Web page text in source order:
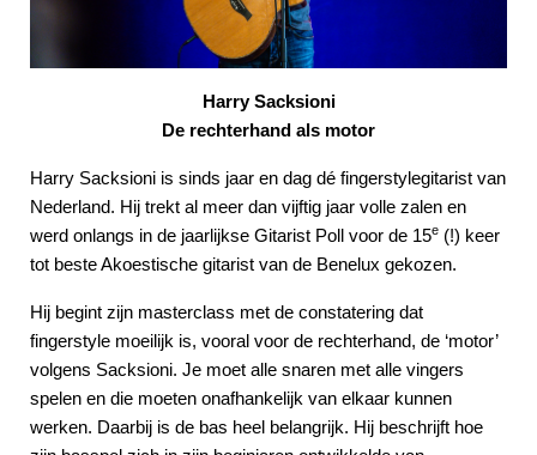
Harry Sacksioni
De rechterhand als motor
Harry Sacksioni is sinds jaar en dag dé fingerstylegitarist van
Nederland. Hij trekt al meer dan vijftig jaar volle zalen en
werd onlangs in de jaarlijkse Gitarist Poll voor de 15e (!) keer
tot beste Akoestische gitarist van de Benelux gekozen.
Hij begint zijn masterclass met de constatering dat
fingerstyle moeilijk is, vooral voor de rechterhand, de ‘motor’
volgens Sacksioni. Je moet alle snaren met alle vingers
spelen en die moeten onafhankelijk van elkaar kunnen
werken. Daarbij is de bas heel belangrijk. Hij beschrijft hoe